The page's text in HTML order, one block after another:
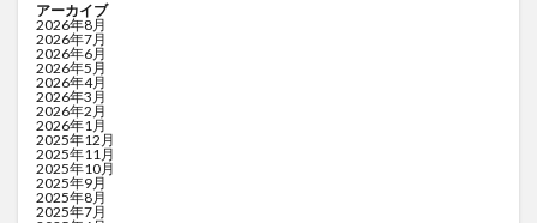
アーカイブ
2026年8月
2026年7月
2026年6月
2026年5月
2026年4月
2026年3月
2026年2月
2026年1月
2025年12月
2025年11月
2025年10月
2025年9月
2025年8月
2025年7月